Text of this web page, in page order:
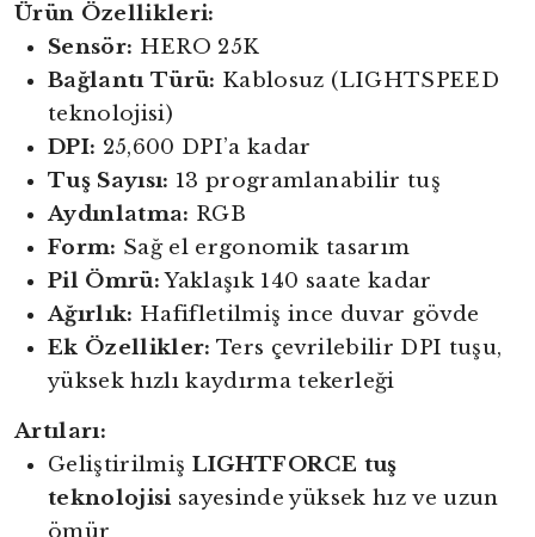
Ürün Özellikleri:
Sensör: HERO 25K
Bağlantı Türü: Kablosuz (LIGHTSPEED
teknolojisi)
DPI: 25,600 DPI’a kadar
Tuş Sayısı: 13 programlanabilir tuş
Aydınlatma: RGB
Form: Sağ el ergonomik tasarım
Pil Ömrü:Yaklaşık 140 saate kadar
Ağırlık: Hafifletilmiş ince duvar gövde
Ek Özellikler: Ters çevrilebilir DPI tuşu,
yüksek hızlı kaydırma tekerleği
Artıları:
Geliştirilmiş LIGHTFORCE tuş
teknolojisisayesinde yüksek hız ve uzun
ömür